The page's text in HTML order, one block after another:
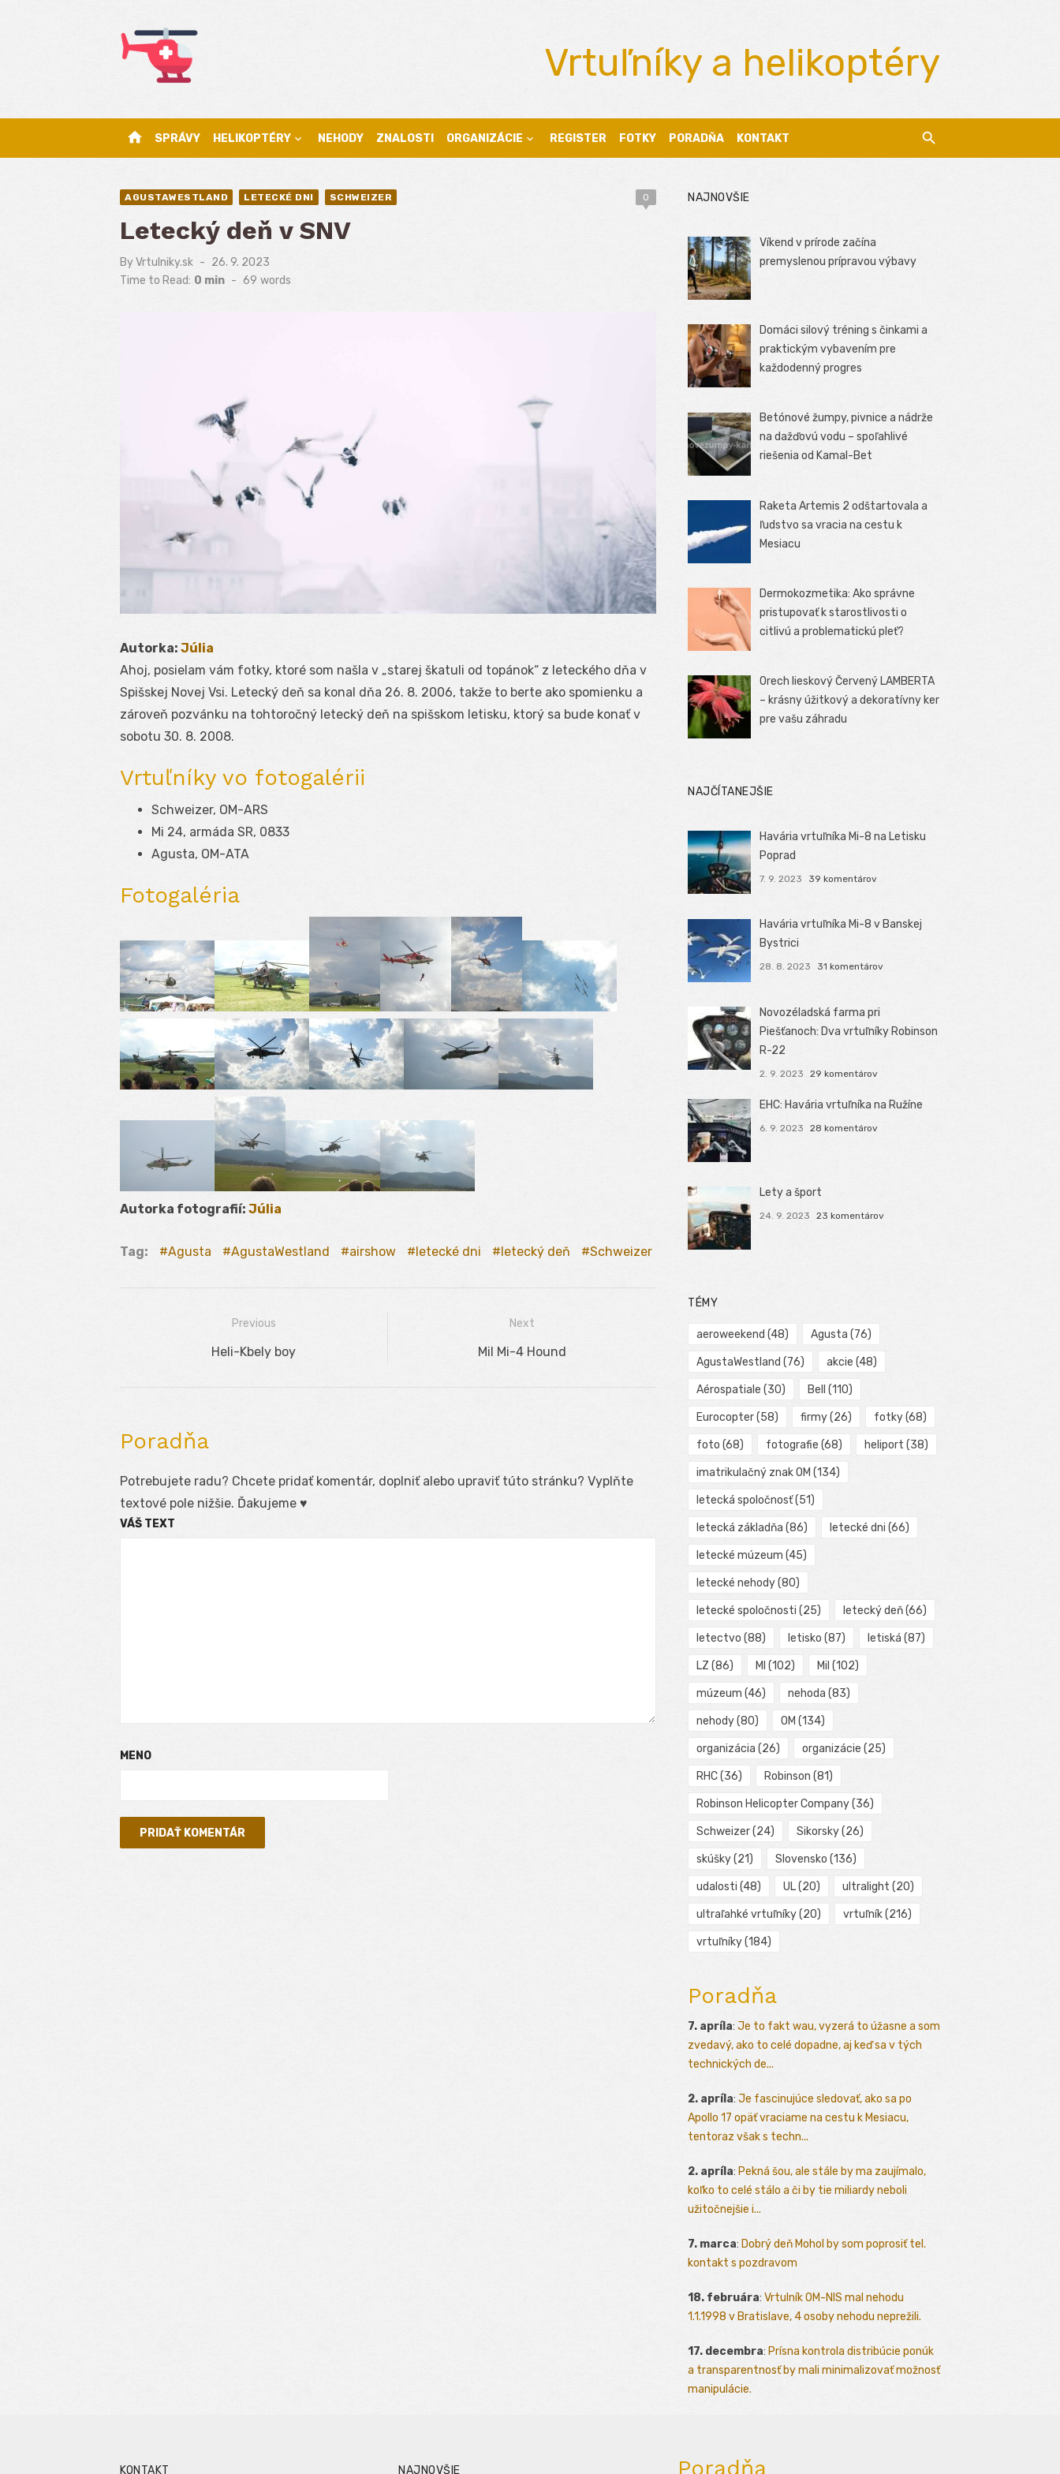
Vrtuľníky a helikoptéry
home SPRÁVY HELIKOPTÉRY NEHODY ZNALOSTI ORGANIZÁCIE REGISTER FOTKY PORADŇA KONTAKT
AGUSTAWESTLAND LETECKÉ DNI SCHWEIZER 0
Letecký deň v SNV
ByVrtulniky.sk
Posted
on
26. 9. 2023
Time to Read: 0 min - 69 words
Autorka: Júlia
Ahoj, posielam vám fotky, ktoré som našla v „starej škatuli od topánok“ z leteckého dňa v
Spišskej Novej Vsi. Letecký deň sa konal dňa 26. 8. 2006, takže to berte ako spomienku a
zároveň pozvánku na tohtoročný letecký deň na spišskom letisku, ktorý sa bude konať v
sobotu 30. 8. 2008.
Vrtuľníky vo fotogalérii
Schweizer, OM-ARS
Mi 24, armáda SR, 0833
Agusta, OM-ATA
Fotogaléria
Autorka fotografií: Júlia
Tag: Agusta AgustaWestland airshow letecké dni letecký deň Schweizer
Navigácia
Previous
Previous
Heli-Kbely boy
Next
Next
Mil Mi-4 Hound
Poradňa
Potrebujete radu? Chcete pridať komentár, doplniť alebo upraviť túto stránku? Vyplňte
textové pole nižšie. Ďakujeme ♥
VÁŠ TEXT
MENO
NAJNOVŠIE
Víkend v prírode začína
premyslenou prípravou výbavy
Domáci silový tréning s činkami a
praktickým vybavením pre
každodenný progres
Betónové žumpy, pivnice a nádrže
na dažďovú vodu – spoľahlivé
riešenia od Kamal-Bet
Raketa Artemis 2 odštartovala a
ľudstvo sa vracia na cestu k
Mesiacu
Dermokozmetika: Ako správne
pristupovať k starostlivosti o
citlivú a problematickú pleť?
Orech lieskový Červený LAMBERTA
– krásny úžitkový a dekoratívny ker
pre vašu záhradu
NAJČÍTANEJŠIE
Havária vrtuľníka Mi-8 na Letisku
Poprad
7. 9. 2023 39 komentárov
Havária vrtuľníka Mi-8 v Banskej
Bystrici
28. 8. 2023 31 komentárov
Novozéladská farma pri
Piešťanoch: Dva vrtuľníky Robinson
R-22
2. 9. 2023 29 komentárov
EHC: Havária vrtuľníka na Ružíne
6. 9. 2023 28 komentárov
Lety a šport
24. 9. 2023 23 komentárov
TÉMY
aeroweekend (48) Agusta (76)
AgustaWestland (76) akcie (48)
Aérospatiale (30) Bell (110)
Eurocopter(58) firmy(26) fotky(68)
foto (68) fotografie (68) heliport (38)
imatrikulačný znak OM (134)
letecká spoločnosť(51)
letecká základňa (86) letecké dni (66)
letecké múzeum (45)
letecké nehody(80)
letecké spoločnosti (25) letecký deň(66)
letectvo (88) letisko (87) letiská (87)
LZ (86) MI (102) Mil (102)
múzeum (46) nehoda (83)
nehody(80) OM (134)
organizácia (26) organizácie (25)
RHC(36) Robinson (81)
Robinson Helicopter Company(36)
Schweizer(24) Sikorsky(26)
skúšky(21) Slovensko (136)
udalosti (48) UL(20) ultralight (20)
ultraľahké vrtuľníky(20) vrtuľník(216)
vrtuľníky(184)
Poradňa
7. apríla: Je to fakt wau, vyzerá to úžasne a som
zvedavý, ako to celé dopadne, aj keď sa v tých
technických de...
2. apríla: Je fascinujúce sledovať, ako sa po
Apollo 17 opäť vraciame na cestu k Mesiacu,
tentoraz však s techn...
2. apríla: Pekná šou, ale stále by ma zaujímalo,
koľko to celé stálo a či by tie miliardy neboli
užitočnejšie i...
7. marca: Dobrý deň Mohol by som poprosiť tel.
kontakt s pozdravom
18. februára: Vrtulník OM-NIS mal nehodu
1.1.1998 v Bratislave, 4 osoby nehodu neprežili.
17. decembra: Prísna kontrola distribúcie ponúk
a transparentnosť by mali minimalizovať možnosť
manipulácie.
KONTAKT NAJNOVŠIE Poradňa